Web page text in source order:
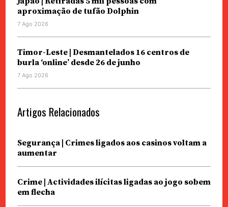
aproximação de tufão Dolphin
7 Ago 2026
Timor-Leste | Desmantelados 16 centros de
burla ‘online’ desde 26 de junho
7 Ago 2026
Artigos Relacionados
Segurança | Crimes ligados aos casinos voltam a
aumentar
Crime | Actividades ilícitas ligadas ao jogo sobem
em flecha